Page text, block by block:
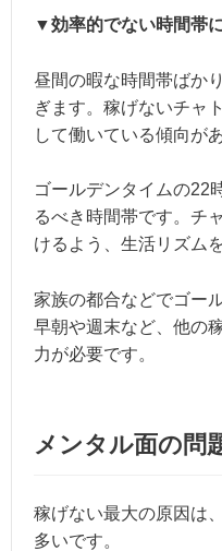
▼効率的でない時間帯
昼間の暇な時間帯ばか
ぎます。稼げないチャ
して働いている傾向が
ゴールデンタイムの22
るべき時間帯です。チ
けるよう、生活リズム
家族の都合などでゴー
早朝や週末など、他の
力が必要です。
メンタル面の問
稼げない最大の原因は
多いです。